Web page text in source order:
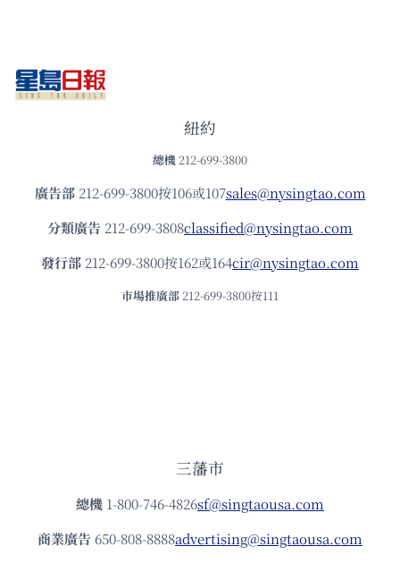
紐約
總機 212-699-3800
廣告部212-699-3800按106或107sales@nysingtao.com
分類廣告 212-699-3808classified@nysingtao.com
發⾏部 212-699-3800按162或164cir@nysingtao.com
市場推廣部 212-699-3800按111
三藩市
總機 1-800-746-4826sf@singtaousa.com
商業廣告 650-808-8888advertising@singtaousa.com